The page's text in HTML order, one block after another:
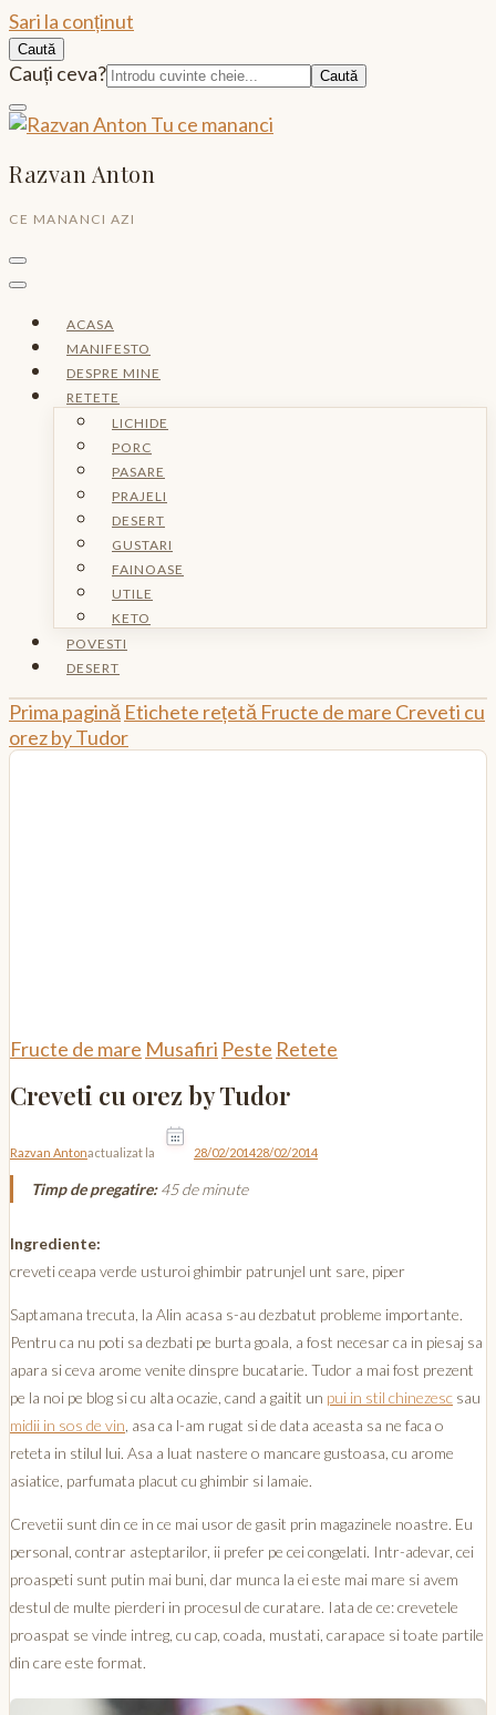
Sari la conținut
Caută
Caută:
Cauți ceva?
Razvan Anton
CE MANANCI AZI
ACASA
MANIFESTO
DESPRE MINE
RETETE
LICHIDE
PORC
PASARE
PRAJELI
DESERT
GUSTARI
FAINOASE
UTILE
KETO
POVESTI
DESERT
Prima pagină Etichete rețetă Fructe de mare Creveti cu
orez by Tudor
Fructe de mare Musafiri Peste Retete
Creveti cu orez by Tudor
Razvan Antonactualizat la 28/02/201428/02/2014
Timp de pregatire:45 de minute
Ingrediente:
creveti ceapa verde usturoi ghimbir patrunjel unt sare, piper
Saptamana trecuta, la Alin acasa s-au dezbatut probleme importante.
Pentru ca nu poti sa dezbati pe burta goala, a fost necesar ca in piesaj sa
apara si ceva arome venite dinspre bucatarie. Tudor a mai fost prezent
pe la noi pe blog si cu alta ocazie, cand a gaitit un pui in stil chinezesc sau
midii in sos de vin , asa ca l-am rugat si de data aceasta sa ne faca o
reteta in stilul lui. Asa a luat nastere o mancare gustoasa, cu arome
asiatice, parfumata placut cu ghimbir si lamaie.
Crevetii sunt din ce in ce mai usor de gasit prin magazinele noastre. Eu
personal, contrar asteptarilor, ii prefer pe cei congelati. Intr-adevar, cei
proaspeti sunt putin mai buni, dar munca la ei este mai mare si avem
destul de multe pierderi in procesul de curatare. Iata de ce: crevetele
proaspat se vinde intreg, cu cap, coada, mustati, carapace si toate partile
din care este format.